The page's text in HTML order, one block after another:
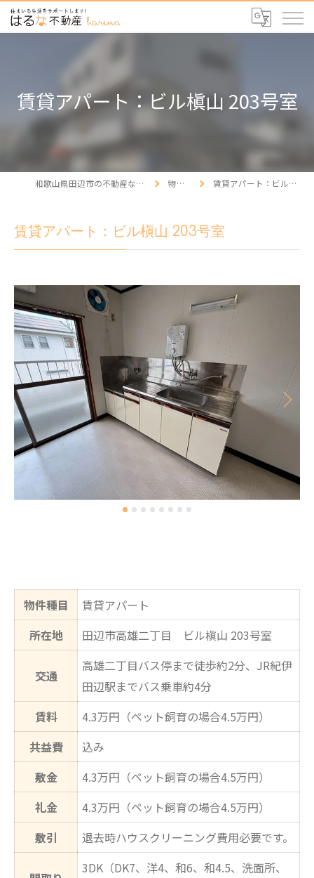
賃貸アパート：ビル槇山 203号室
和歌山県田辺市の不動産ならはるな不動産 物件情報 賃貸アパート：ビル槇山 203号室
賃貸アパート：ビル槇山 203号室
物件種目
賃貸アパート
所在地
田辺市高雄二丁目 ビル槇山 203号室
交通
高雄二丁目バス停まで徒歩約2分、JR紀伊
田辺駅までバス乗車約4分
賃料
4.3万円（ペット飼育の場合4.5万円）
共益費
込み
敷金
4.3万円（ペット飼育の場合4.5万円）
礼金
4.3万円（ペット飼育の場合4.5万円）
敷引
退去時ハウスクリーニング費用必要です。
3DK（DK7、洋4、和6、和4.5、洗面所、